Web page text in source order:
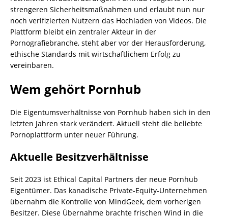
strengeren Sicherheitsmaßnahmen und erlaubt nun nur
noch verifizierten Nutzern das Hochladen von Videos. Die
Plattform bleibt ein zentraler Akteur in der
Pornografiebranche, steht aber vor der Herausforderung,
ethische Standards mit wirtschaftlichem Erfolg zu
vereinbaren.
Wem gehört Pornhub
Die Eigentumsverhältnisse von Pornhub haben sich in den
letzten Jahren stark verändert. Aktuell steht die beliebte
Pornoplattform unter neuer Führung.
Aktuelle Besitzverhältnisse
Seit 2023 ist Ethical Capital Partners der neue Pornhub
Eigentümer. Das kanadische Private-Equity-Unternehmen
übernahm die Kontrolle von MindGeek, dem vorherigen
Besitzer. Diese Übernahme brachte frischen Wind in die